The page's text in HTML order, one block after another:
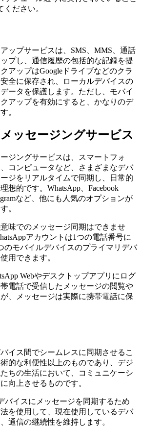
ください。
ップサービスは、SMS、MMS、通話
プし、通信履歴の包括的な記録を提
アップはGoogleドライブなどのクラ
全に保存され、ローカルデバイスの
ータを保護します。ただし、モバイ
アップを有効にすると、かなりのデ
。
ッセージングサービス
ジングサービスは、スマートフォ
コンピュータなど、さまざまなデバ
ジをリアルタイムで同期し、日常的
想的です。WhatsApp、Facebook
など、他にも人気のオプションが
。
味でのメッセージ同期はできませ
アカウントは1つの電話番号に
のモバイルデバイスのプライマリデバ
用できます。
Webやデスクトップアプリにログ
電話で受信したメッセージの閲覧や
、メッセージは実際に携帯電話に保
イス間でシームレスに同期させるこ
的な利便性以上のものであり、デジ
ちの生活において、コミュニケーシ
向上させるものです。
バイスにメッセージを同期するため
を使用して、現在使用しているデバ
通信の継続性を維持します。